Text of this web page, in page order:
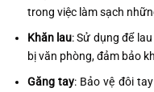
trong việc làm sạch
Khăn lau: Sử dụng để
bị văn phòng, đảm bảo
Găng tay: Bảo vệ đôi